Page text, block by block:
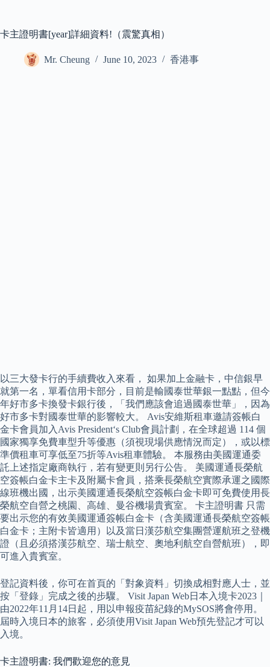
卡主證明書[year]詳細資料!（震驚真相）
Mr. Cheung June 10, 2023 香港事
以三大發卡行的手續費收入來看， 如果加上金融卡，中信銀早
就第一名，單看信用卡部分，目前是輸國泰世華銀一點點，但今
年好市多卡換發卡銀行後，「我們應該會追過國泰世華」，因為
好市多卡對國泰世華的影響較大。 Avis安維斯租車邀請簽帳白
金卡會員加入Avis President‘s Club會員計劃，在全球超過 114 個
國家獨享免費車型升等優惠（須視現場供應情況而定），或以標
準價租車可享低至75折等Avis租車體驗。 本服務由美國運通委
託上述指定廠商執行，若有變更則另行公告。 美國運通長榮航
空簽帳白金卡主卡及附屬卡會員，搭乘長榮航空實際承運之國際
線班機出國，出示美國運通長榮航空簽帳白金卡即可免費使用長
榮航空自營之桃園、高雄、曼谷機場貴賓室。 卡主證明書 只需
要出示您的有效美國運通簽帳白金卡（含美國運通長榮航空簽帳
白金卡；主附卡皆適用）以及當日漢莎航空集團營運航班之登機
證（且必須搭漢莎航空、瑞士航空、奧地利航空自營航班），即
可進入貴賓室。
登記資料後，你可在首頁的「對象資料」切換成相對應人士，並
按「登錄」完成之後的步驟。 Visit Japan Web日本入境卡2023｜
由2022年11月14日起，用以申報疫苗紀錄的MySOS將會停用。
屆時入境日本的旅客，必須使用Visit Japan Web預先登記才可以
入境。
卡主證明書: 我們歡迎您的意見